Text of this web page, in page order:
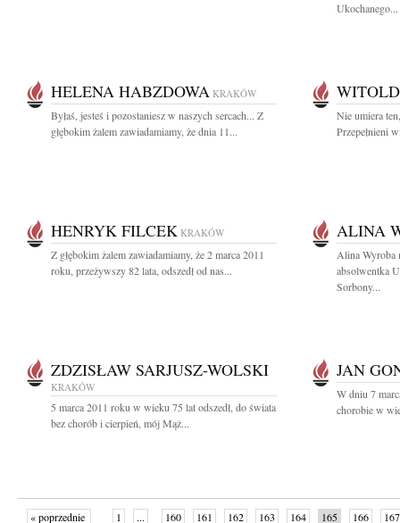
Ukochanego...
HELENA HABZDOWA KRAKÓW
Byłaś, jesteś i pozostaniesz w naszych sercach... Z
głębokim żalem zawiadamiamy, że dnia 11...
Nie umiera
Przepełnieni
HENRYK FILCEK KRAKÓW
Z głębokim żalem zawiadamiamy, że 2 marca 2011
roku, przeżywszy 82 lata, odszedł od nas...
ALINA
Alina Wyroba
absolwentka
Sorbony...
ZDZISŁAW SARJUSZ-WOLSKI
KRAKÓW
5 marca 2011 roku w wieku 75 lat odszedł, do świata
bez chorób i cierpień, mój Mąż...
JAN
W dniu 7
chorobie w
« poprzednie 1 ... 160 161 162 163 164 165 166 167